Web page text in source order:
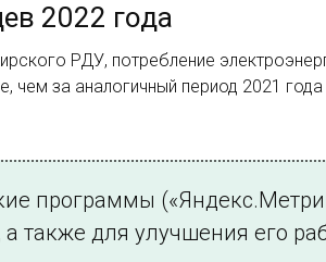
2022 года
РДУ, потребление
чем за аналогичный период 2021 года
4 … 15 Далее
программы
также для улучшения его